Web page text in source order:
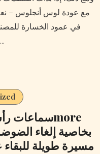
مع عودة لوس أنجلوس – نعم
في عمود الخسارة
المصنف…
مسيرة طويلة